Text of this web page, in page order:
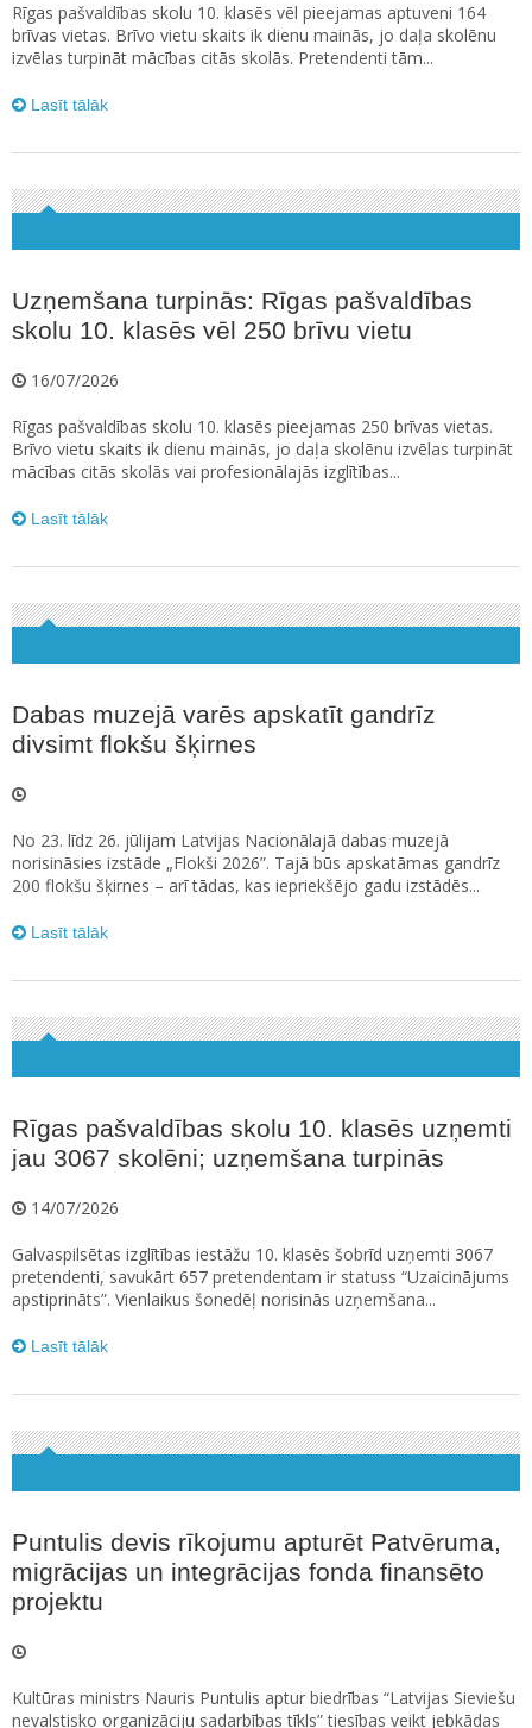
Rīgas pašvaldības skolu 10. klasēs vēl pieejamas aptuveni 164
brīvas vietas. Brīvo vietu skaits ik dienu mainās, jo daļa skolēnu
izvēlas turpināt mācības citās skolās. Pretendenti tām...
Lasīt tālāk
Uzņemšana turpinās: Rīgas pašvaldības
skolu 10. klasēs vēl 250 brīvu vietu
16/07/2026
Rīgas pašvaldības skolu 10. klasēs pieejamas 250 brīvas vietas.
Brīvo vietu skaits ik dienu mainās, jo daļa skolēnu izvēlas turpināt
mācības citās skolās vai profesionālajās izglītības...
Lasīt tālāk
Dabas muzejā varēs apskatīt gandrīz
divsimt flokšu šķirnes
No 23. līdz 26. jūlijam Latvijas Nacionālajā dabas muzejā
norisināsies izstāde „Flokši 2026”. Tajā būs apskatāmas gandrīz
200 flokšu šķirnes – arī tādas, kas iepriekšējo gadu izstādēs...
Lasīt tālāk
Rīgas pašvaldības skolu 10. klasēs uzņemti
jau 3067 skolēni; uzņemšana turpinās
14/07/2026
Galvaspilsētas izglītības iestāžu 10. klasēs šobrīd uzņemti 3067
pretendenti, savukārt 657 pretendentam ir statuss “Uzaicinājums
apstiprināts”. Vienlaikus šonedēļ norisinās uzņemšana...
Lasīt tālāk
Puntulis devis rīkojumu apturēt Patvēruma,
migrācijas un integrācijas fonda finansēto
projektu
Kultūras ministrs Nauris Puntulis aptur biedrības “Latvijas Sieviešu
nevalstisko organizāciju sadarbības tīkls” tiesības veikt jebkādas